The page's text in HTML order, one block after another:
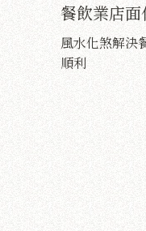
餐飲業店面
風水化煞解決
順利